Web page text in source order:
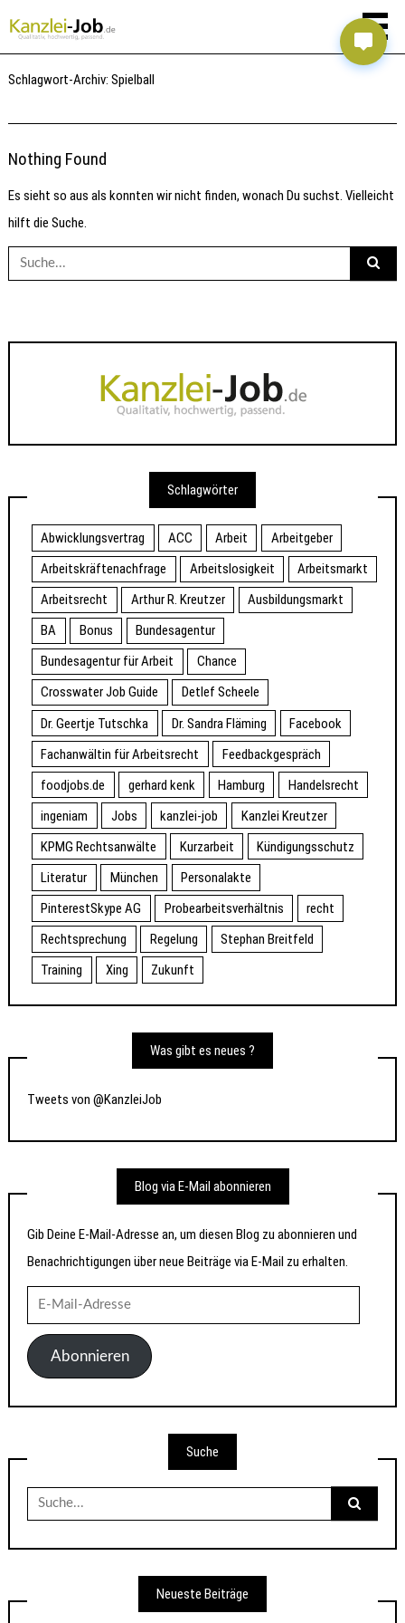
Schlagwort-Archiv:Spielball
Nothing Found
Es sieht so aus als konnten wir nicht finden, wonach Du suchst. Vielleicht
hilft die Suche.
Suche
nach:
Schlagwörter
Abwicklungsvertrag ACC Arbeit
Arbeitgeber
Arbeitskräftenachfrage
Arbeitslosigkeit
Arbeitsmarkt
Arbeitsrecht
Arthur R. Kreutzer
Ausbildungsmarkt
BA
Bonus
Bundesagentur
Bundesagentur für Arbeit
Chance
Crosswater Job Guide
Detlef Scheele
Dr. Geertje Tutschka
Dr. Sandra Fläming
Facebook
Fachanwältin für Arbeitsrecht
Feedbackgespräch
foodjobs.de
gerhard kenk Hamburg
Handelsrecht
ingeniam
Jobs kanzlei-job
Kanzlei Kreutzer
KPMG Rechtsanwälte
Kurzarbeit
Kündigungsschutz
Literatur
München
Personalakte
PinterestSkype AG
Probearbeitsverhältnis
recht
Rechtsprechung
Regelung
Stephan Breitfeld
Training
Xing Zukunft
Was gibt es neues ?
Tweets von @KanzleiJob
Blog via E-Mail abonnieren
Gib Deine E-Mail-Adresse an, um diesen Blog zu abonnieren und
Benachrichtigungen über neue Beiträge via E-Mail zu erhalten.
Mail-
AdresseAbonnieren
Suche
Suche
nach:
Neueste Beiträge